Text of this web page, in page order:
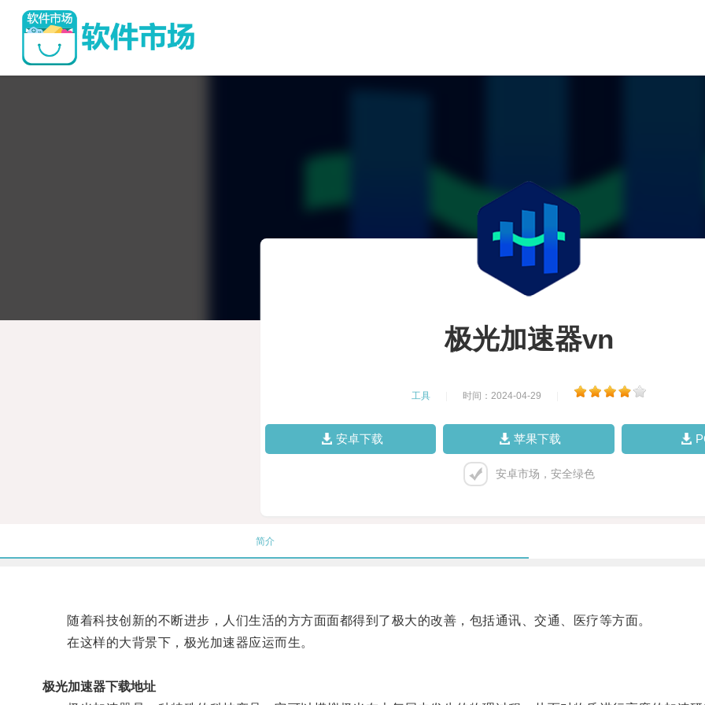
极光加速器vn
工具 时间：2024-04-29
安卓下载 苹果下载
安卓市场，安全绿色
简介
随着科技创新的不断进步，人们生活的方方面面都得到了极大的改善，包括通讯、交通、医疗等方面。
在这样的大背景下，极光加速器应运而生。
极光加速器下载地址